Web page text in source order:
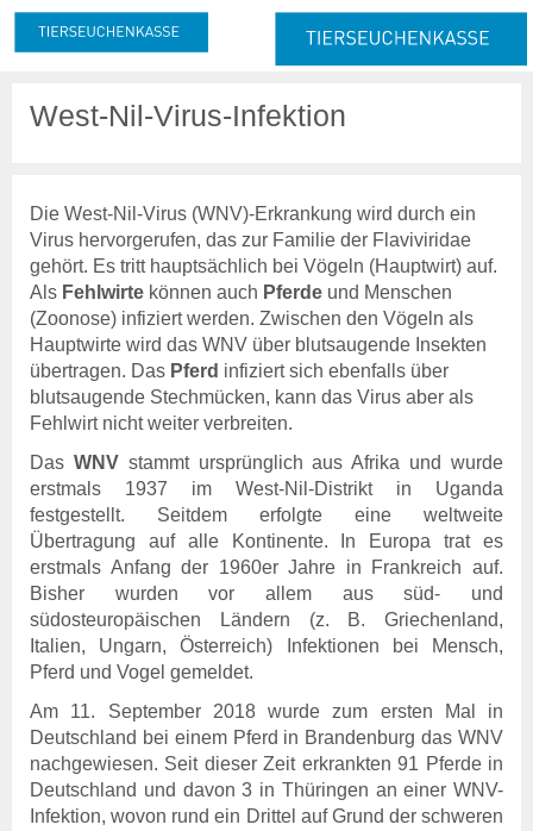
Meldung & Beitrag
Neuanmeldung
Abmeldung
Beitrag
Beitragserhebung
Beitragshöhe
Beitragsrechner
Beitragszahlung
Online-Service
Login
Benutzerhinweise
Rechtsgrundlagen
Geschäftsbericht
Veranstaltungen
Anträge und Downloads
Entschädigung
Entschädigung - Allgemein
Entschädigung -
Voraussetzung
Entschädigung - Tierarten
West-Nil-Virus-Infektion
Die West-Nil-Virus (WNV)-Erkrankung wird durch ein
Virus hervorgerufen, das zur Familie der Flaviviridae
gehört. Es tritt hauptsächlich bei Vögeln (Hauptwirt) auf.
Als Fehlwirte können auch Pferde und Menschen
(Zoonose) infiziert werden. Zwischen den Vögeln als
Hauptwirte wird das WNV über blutsaugende Insekten
übertragen. Das Pferd infiziert sich ebenfalls über
blutsaugende Stechmücken, kann das Virus aber als
Fehlwirt nicht weiter verbreiten.
Das WNVstammt ursprünglich aus Afrika und wurde
erstmals 1937 im West-Nil-Distrikt in Uganda
festgestellt. Seitdem erfolgte eine weltweite
Übertragung auf alle Kontinente. In Europa trat es
erstmals Anfang der 1960er Jahre in Frankreich auf.
Bisher wurden vor allem aus süd- und
südosteuropäischen Ländern (z. B. Griechenland,
Italien, Ungarn, Österreich) Infektionen bei Mensch,
Pferd und Vogel gemeldet.
Am 11. September 2018 wurde zum ersten Mal in
Deutschland bei einem Pferd in Brandenburg das WNV
nachgewiesen. Seit dieser Zeit erkrankten 91 Pferde in
Deutschland und davon 3 in Thüringen an einer WNV-
Infektion, wovon rund ein Drittel auf Grund der schweren